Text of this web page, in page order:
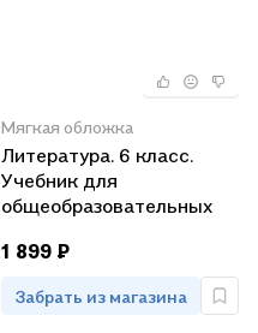
Мягкая обложка
Литература. 6 класс.
Учебник для
общеобразовательных
частях. Часть 1. Учебник
для детей с нарушением
зрения
1 899 ₽
Забрать из магазина